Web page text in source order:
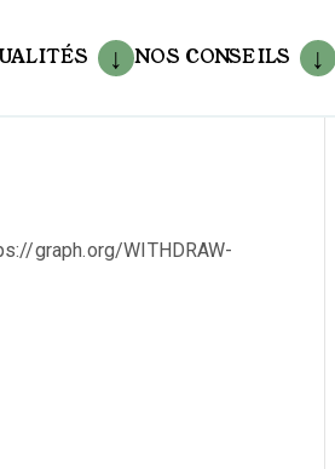
NOS CONSEILS
graph.org/WITHDRAW-